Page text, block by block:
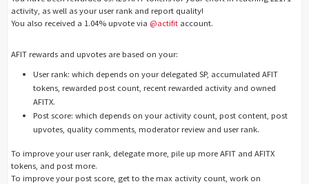
activity, as well as your user rank and report quality!
You also received a 1.04% upvote via @actifit account.
AFIT rewards and upvotes are based on your:
User rank: which depends on your delegated SP, accumulated AFIT
tokens, rewarded post count, recent rewarded activity and owned
AFITX.
Post score: which depends on your activity count, post content, post
upvotes, quality comments, moderator review and user rank.
To improve your user rank, delegate more, pile up more AFIT and AFITX
tokens, and post more.
To improve your post score, get to the max activity count, work on